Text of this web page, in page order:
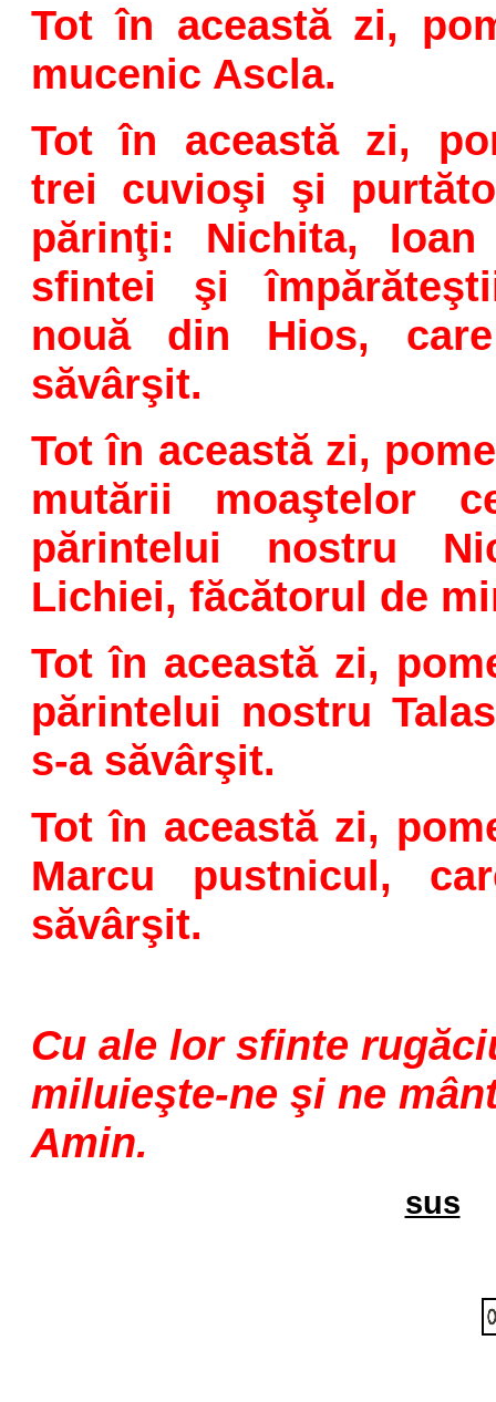
Tot în această zi,
mucenic Ascla.
Tot în această zi,
trei cuvioşi şi
părinţi: Nichita,
sfintei şi
nouă din Hios,
săvârşit.
Tot în această zi,
mutării moaştelor
părintelui nostru
Lichiei, făcătorul de
Tot în această zi,
părintelui nostru
s-a săvârşit.
Tot în această zi,
Marcu pustnicul,
săvârşit.
Cu ale lor sfinte
miluieşte-ne şi ne
Amin.
sus